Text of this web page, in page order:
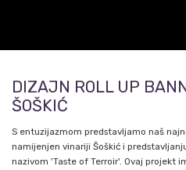
DIZAJN ROLL UP
ŠOŠKIĆ
S entuzijazmom predstavljamo naš
namijenjen vinariji Šoškić i
nazivom 'Taste of Terroir'. Ovaj projekt